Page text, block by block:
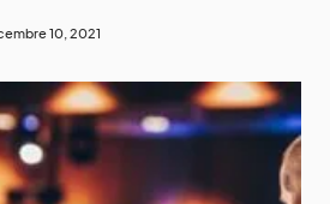
10, 2021